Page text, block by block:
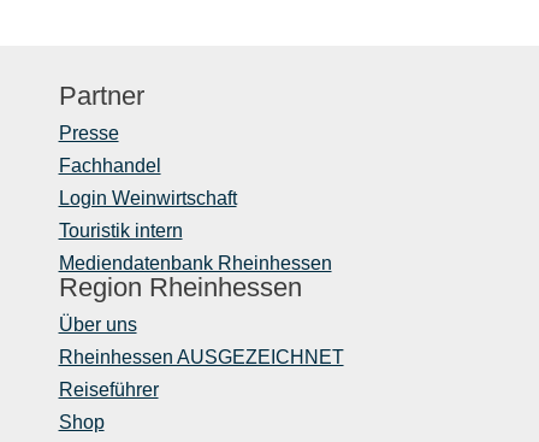
Partner
Presse
Fachhandel
Login Weinwirtschaft
Touristik intern
Mediendatenbank Rheinhessen
Region Rheinhessen
Über uns
Rheinhessen AUSGEZEICHNET
Reiseführer
Shop